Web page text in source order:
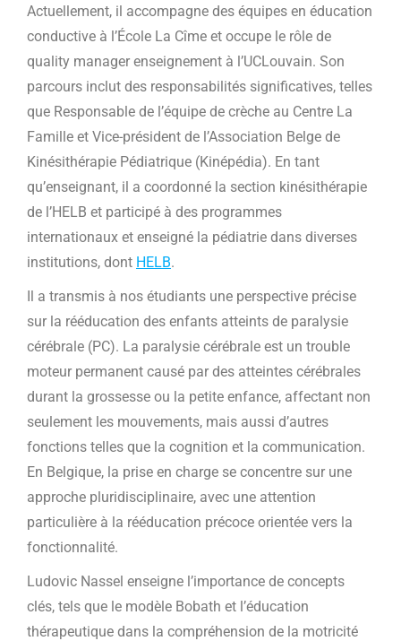
Actuellement, il accompagne des équipes en éducation
conductive à l’École La Cîme et occupe le rôle de
quality manager enseignement à l’UCLouvain. Son
parcours inclut des responsabilités significatives, telles
que Responsable de l’équipe de crèche au Centre La
Famille et Vice-président de l’Association Belge de
Kinésithérapie Pédiatrique (Kinépédia). En tant
qu’enseignant, il a coordonné la section kinésithérapie
de l’HELB et participé à des programmes
internationaux et enseigné la pédiatrie dans diverses
institutions, dont HELB.
Il a transmis à nos étudiants une perspective précise
sur la rééducation des enfants atteints de paralysie
cérébrale (PC). La paralysie cérébrale est un trouble
moteur permanent causé par des atteintes cérébrales
durant la grossesse ou la petite enfance, affectant non
seulement les mouvements, mais aussi d’autres
fonctions telles que la cognition et la communication.
En Belgique, la prise en charge se concentre sur une
approche pluridisciplinaire, avec une attention
particulière à la rééducation précoce orientée vers la
fonctionnalité.
Ludovic Nassel enseigne l’importance de concepts
clés, tels que le modèle Bobath et l’éducation
thérapeutique dans la compréhension de la motricité